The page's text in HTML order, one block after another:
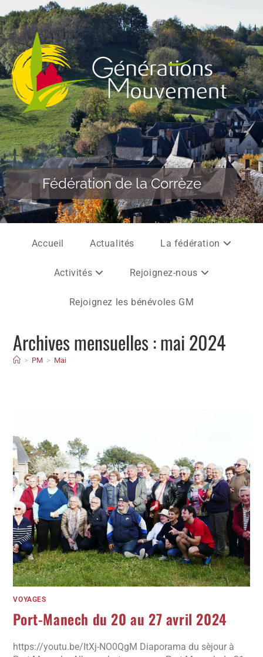
Fédération de la Corrèze
Accueil Actualités La fédération
Activités Rejoignez-nous
Rejoignez les bénévoles GM
Archives mensuelles : mai 2024
> PM > Mai
VOYAGES
Port-Manech du 20 au 27 avril 2024
https://youtu.be/ItXj-NO0QgM Diaporama du sèjour à